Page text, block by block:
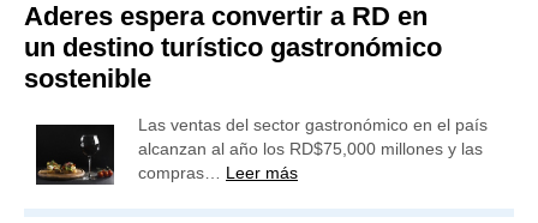
Aderes espera convertir a RD en
un destino turístico gastronómico
sostenible
Las ventas del sector gastronómico en el país
alcanzan al año los RD$75,000 millones y las
compras… Leer más